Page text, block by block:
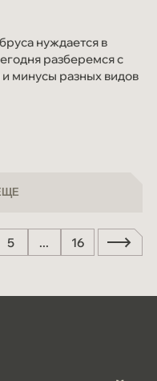
нуждается в
разберемся с
минусы разных видов
5 ... 16